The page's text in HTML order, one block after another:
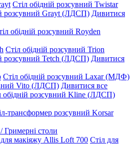
Стіл обідній розсувний Twistar
розсувний Grayt (ЛДСП) Дивитися
обідній розсувний Royden
Стіл обідній розсувний Trion
розсувний Tetch (ЛДСП) Дивитися
Стіл обідній розсувний Laxar (МДФ)
Vito (ЛДСП) Дивитися все
обідній розсувний Kline (ЛДСП)
трансформер розсувний Korsar
Гримерні столи
для макіяжу Allis Loft 700 Стіл для